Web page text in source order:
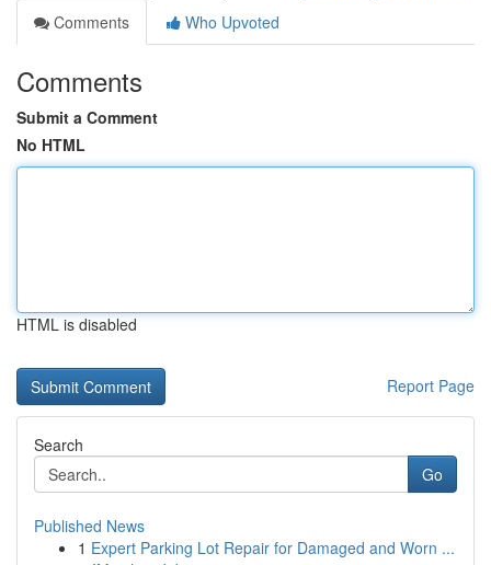
Comments
Who Upvoted
Comments
Submit a Comment
No HTML
HTML is disabled
Report Page
Search
Go
Published News
1 Expert Parking Lot Repair for Damaged and Worn ...